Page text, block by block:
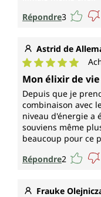
Répondre3
Astrid de
Note moyenne de
Mon élixir de vie
Depuis que je
combinaison avec
niveau d'énergie a
souviens même
beaucoup pour ce
Répondre2
Frauke